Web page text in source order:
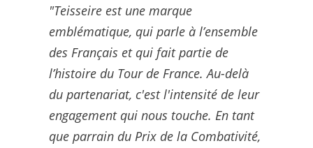
"Teisseire est une marque
emblématique, qui parle à l’ensemble
des Français et qui fait partie de
l’histoire du Tour de France. Au-delà
du partenariat, c'est l'intensité de leur
engagement qui nous touche. En tant
que parrain du Prix de la Combativité,